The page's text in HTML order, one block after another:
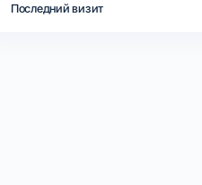
Последний визит